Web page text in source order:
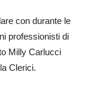
con durante le
professionisti di
Milly Carlucci
Clerici.